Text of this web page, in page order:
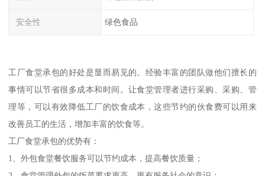
安全性 绿色食品
工厂食堂承包的好处是显而易见的。经验丰富的团队做他们擅长的
事情可以节省很多成本和时间。让食堂管理者进行采购、采购、管
理等，可以有效降低工厂的饮食成本，这些节约的伙食费可以用来
改善员工的生活，增加丰富的饮食等。
工厂食堂承包的优势有：
1、外包食堂餐饮服务可以节约成本，提高餐饮质量；